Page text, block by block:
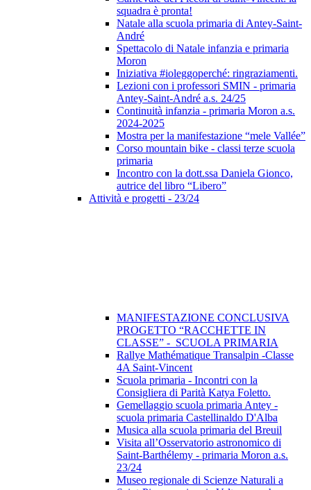
squadra è pronta!
Natale alla scuola primaria di Antey-Saint-
André
Spettacolo di Natale infanzia e primaria
Moron
Iniziativa #ioleggoperché: ringraziamenti.
Lezioni con i professori SMIN - primaria
Antey-Saint-André a.s. 24/25
Continuità infanzia - primaria Moron a.s.
2024-2025
Mostra per la manifestazione “mele Vallée”
Corso mountain bike - classi terze scuola
primaria
Incontro con la dott.ssa Daniela Gionco,
autrice del libro “Libero”
Attività e progetti - 23/24
MANIFESTAZIONE CONCLUSIVA
PROGETTO “RACCHETTE IN
CLASSE” - SCUOLA PRIMARIA
Rallye Mathématique Transalpin -Classe
4A Saint-Vincent
Scuola primaria - Incontri con la
Consigliera di Parità Katya Foletto.
Gemellaggio scuola primaria Antey -
scuola primaria Castellinaldo D'Alba
Musica alla scuola primaria del Breuil
Visita all’Osservatorio astronomico di
Saint-Barthélemy - primaria Moron a.s.
23/24
Museo regionale di Scienze Naturali a